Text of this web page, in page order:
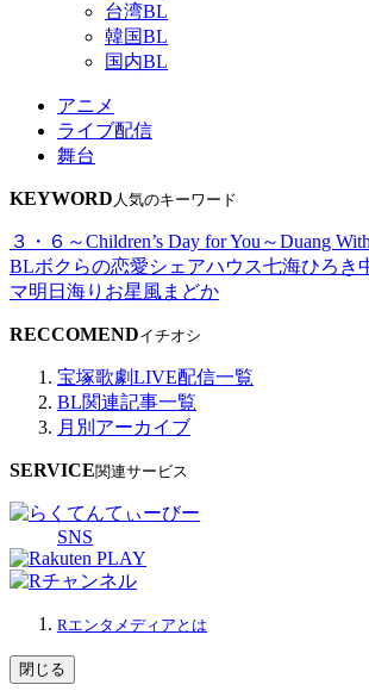
台湾BL
韓国BL
国内BL
アニメ
ライブ配信
舞台
KEYWORD 人気のキーワード
３・６～Children’s Day for You～Duang
BLボクらの恋愛シェアハウス七海ひろき
マ明日海りお星風まどか
RECCOMENDイチオシ
宝塚歌劇LIVE配信一覧
BL関連記事一覧
月別アーカイブ
SERVICE関連サービス
SNS
Rエンタメディアとは
閉じる